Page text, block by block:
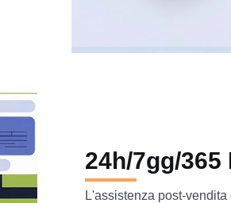
24h/7gg/
L'assistenza post-